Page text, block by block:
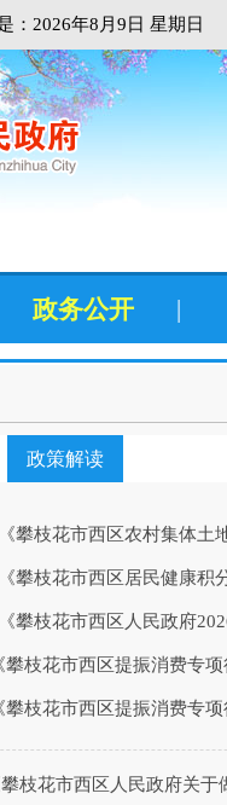
：2026年8月9日 星期日
政务公开 |
政策解读
攀枝花市西区农村集体土
攀枝花市西区居民健康积
攀枝花市西区人民政府
攀枝花市西区提振消费专项
枝花市西区提振消费专项
枝花市西区人民政府关于